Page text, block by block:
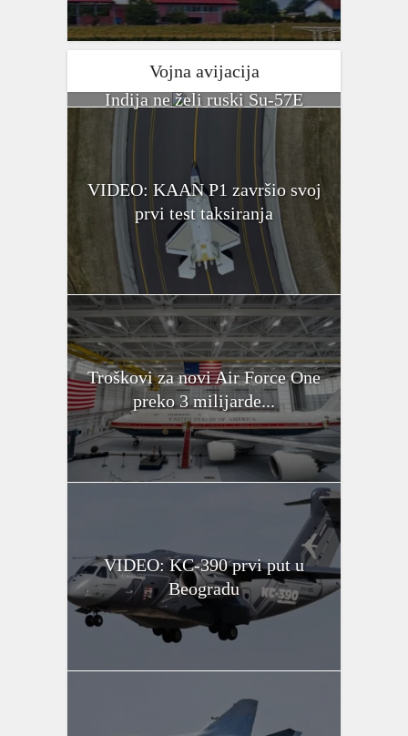
Vojna avijacija
Indija ne želi ruski Su-57E
VIDEO: KAAN P1 završio svoj
prvi test taksiranja
Troškovi za novi Air Force One
preko 3 milijarde...
VIDEO: KC-390 prvi put u
Beogradu